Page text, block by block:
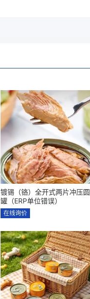
镀锡（铬）全开式两片冲压圆
罐（ERP单位错误）
在线询价